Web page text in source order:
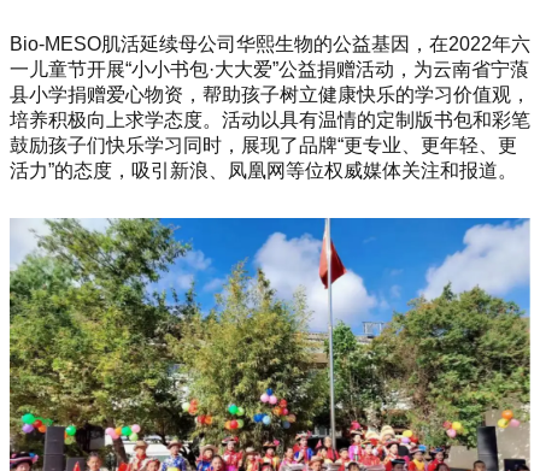
Bio-MESO肌活延续母公司华熙生物的公益基因，在2022年六
一儿童节开展“小小书包·大大爱”公益捐赠活动，为云南省宁蒗
县小学捐赠爱心物资，帮助孩子树立健康快乐的学习价值观，
培养积极向上求学态度。活动以具有温情的定制版书包和彩笔
鼓励孩子们快乐学习同时，展现了品牌“更专业、更年轻、更
活力”的态度，吸引新浪、凤凰网等位权威媒体关注和报道。